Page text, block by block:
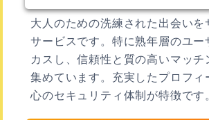
大人のための洗練された出会いを
サービスです。特に熟年層のユー
カスし、信頼性と質の高いマッチ
集めています。充実したプロフィ
心のセキュリティ体制が特徴です